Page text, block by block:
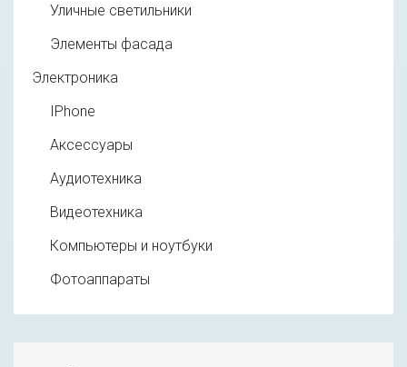
Уличные светильники
Элементы фасада
Электроника
IPhone
Аксессуары
Аудиотехника
Видеотехника
Компьютеры и ноутбуки
Фотоаппараты